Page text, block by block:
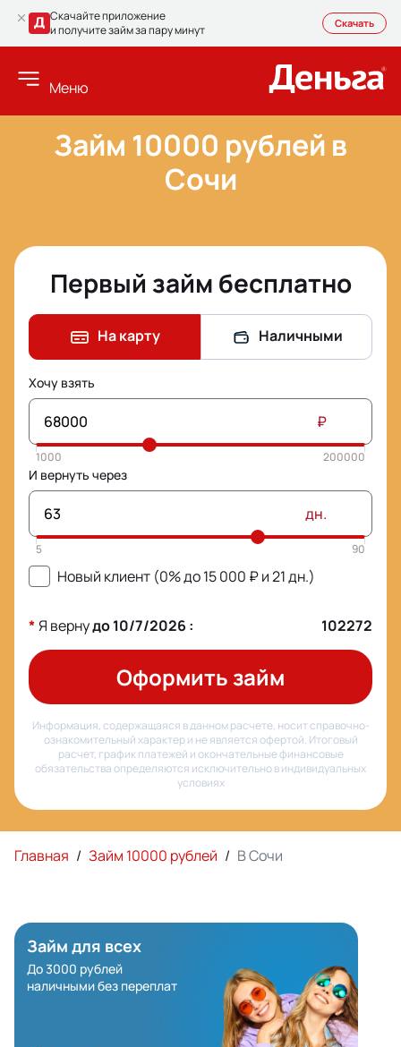
Скачайте приложение
и получите займ за пару минут
Скачать
Меню
Займ 10000 рублей в
Сочи
Первый займ бесплатно
На карту Наличными
Хочу взять
₽
И вернуть через
дн.
Новый клиент (0% до15 000 ₽ и21дн.)
*Я вернудо10/7/2026 : 102272
Оформить займ
Информация, содержащаяся в данном расчете, носит справочно-
ознакомительный характер и не является офертой. Итоговый
расчет, график платежей и окончательные финансовые
обязательства определяются исключительно в индивидуальных
условиях
Главная / Займ 10000 рублей / В Сочи
Займ для всех
До 3000 рублей
наличными без переплат